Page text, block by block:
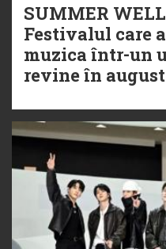
SUMMER
Festivalul care
muzica într-un
revine în august